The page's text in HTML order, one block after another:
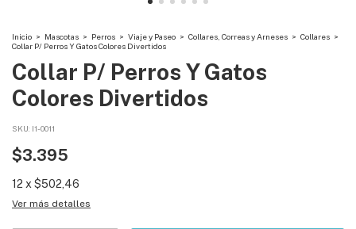
Inicio > Mascotas > Perros > Viaje y Paseo > Collares, Correas y Arneses > Collares >
Collar P/ Perros Y Gatos Colores Divertidos
Collar P/ Perros Y Gatos
Colores Divertidos
SKU: I1-0011
$3.395
12 x $502,46
Ver más detalles